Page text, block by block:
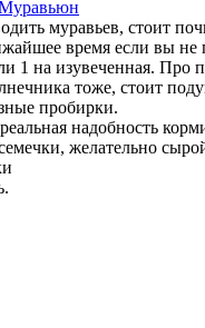
муравьев, стоит
время если вы не
1 на изувеченная.
тоже, стоит
пробирки.
надобность
желательно